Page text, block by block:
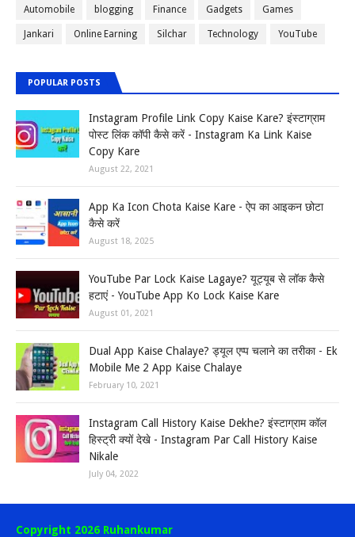
Automobile blogging Finance Gadgets Games
Jankari Online Earning Silchar Technology YouTube
POPULAR POSTS
Instagram Profile Link Copy Kaise Kare? इंस्टाग्राम
पोस्ट लिंक कॉपी कैसे करें - Instagram Ka Link Kaise
Copy Kare
August 22, 2021
App Ka Icon Chota Kaise Kare - ऐप का आइकन छोटा
कैसे करें
August 18, 2025
YouTube Par Lock Kaise Lagaye? यूट्यूब से लॉक कैसे
हटाएं - YouTube App Ko Lock Kaise Kare
August 01, 2021
Dual App Kaise Chalaye? ड्यूल एप्प चलाने का तरीका - Ek
Mobile Me 2 App Kaise Chalaye
February 10, 2021
Instagram Call History Kaise Dekhe? इंस्टाग्राम कॉल
हिस्ट्री क्यों देखे - Instagram Par Call History Kaise
Nikale
July 04, 2022
Copyright 2026 Ruhankumar